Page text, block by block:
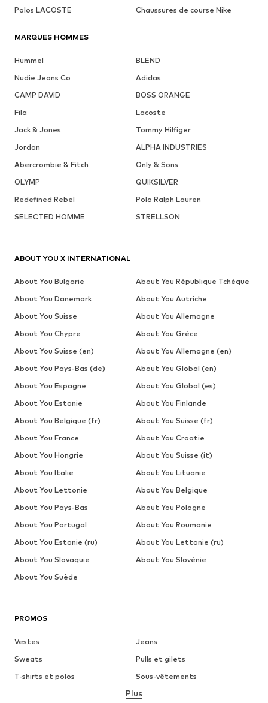
Polos LACOSTE
Chaussures de course Nike
MARQUES HOMMES
Hummel
BLEND
Nudie Jeans Co
Adidas
CAMP DAVID
BOSS ORANGE
Fila
Lacoste
Jack & Jones
Tommy Hilfiger
Jordan
ALPHA INDUSTRIES
Abercrombie & Fitch
Only & Sons
OLYMP
QUIKSILVER
Redefined Rebel
Polo Ralph Lauren
SELECTED HOMME
STRELLSON
PROMOS
Vestes
Jeans
Sweats
Pulls et gilets
T-shirts et polos
Sous-vêtements
Chemises
Plus
ABOUT YOU X INTERNATIONAL
About You Bulgarie
About You République Tchèque
About You Danemark
About You Autriche
About You Suisse
About You Allemagne
About You Chypre
About You Grèce
About You Suisse (en)
About You Allemagne (en)
About You Pays-Bas (de)
About You Global (en)
About You Espagne
About You Global (es)
About You Estonie
About You Finlande
About You Belgique (fr)
About You Suisse (fr)
About You France
About You Croatie
About You Hongrie
About You Suisse (it)
About You Italie
About You Lituanie
About You Lettonie
About You Belgique
About You Pays-Bas
About You Pologne
About You Portugal
About You Roumanie
About You Estonie (ru)
About You Lettonie (ru)
About You Slovaquie
About You Slovénie
About You Suède